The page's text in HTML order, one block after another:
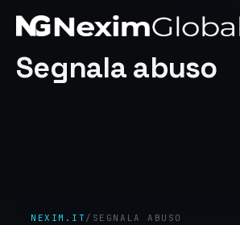
Segnala abuso
NEXIM.IT / SEGNALA ABUSO